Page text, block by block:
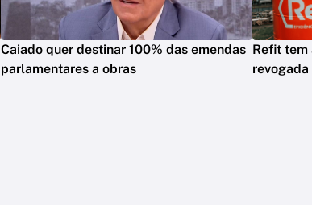
Caiado quer destinar 100% das emendas
parlamentares a obras
Refit tem
revogada